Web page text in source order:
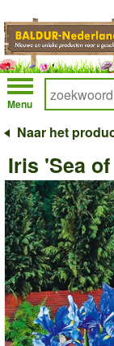
Menu
Naar het
Iris 'Sea